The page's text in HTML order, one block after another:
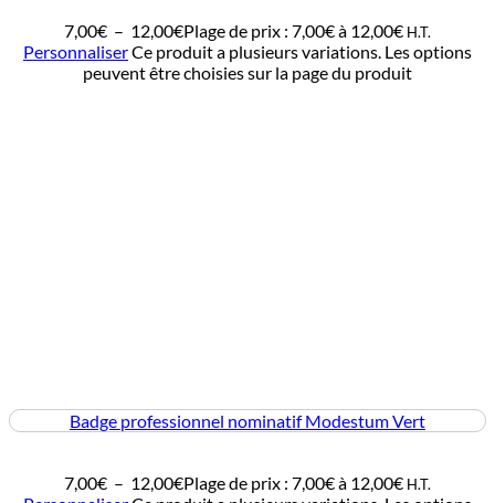
7,00€ – 12,00€Plage de prix : 7,00€ à 12,00€ H.T.
PersonnaliserCe produit a plusieurs variations. Les options
peuvent être choisies sur la page du produit
Badge professionnel nominatif Modestum Vert
7,00€ – 12,00€Plage de prix : 7,00€ à 12,00€ H.T.